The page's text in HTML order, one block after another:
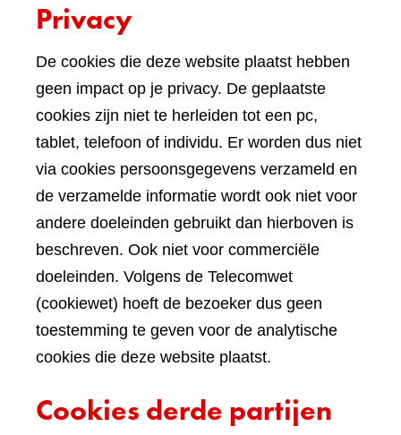
Privacy
De cookies die deze website plaatst hebben
geen impact op je privacy. De geplaatste
cookies zijn niet te herleiden tot een pc,
tablet, telefoon of individu. Er worden dus niet
via cookies persoonsgegevens verzameld en
de verzamelde informatie wordt ook niet voor
andere doeleinden gebruikt dan hierboven is
beschreven. Ook niet voor commerciële
doeleinden. Volgens de Telecomwet
(cookiewet) hoeft de bezoeker dus geen
toestemming te geven voor de analytische
cookies die deze website plaatst.
Cookies derde partijen